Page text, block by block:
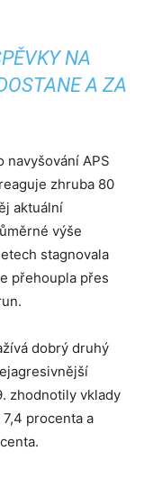
NA
A ZA
navyšování APS
zhruba 80
aktuální
výše
stagnovala
přehoupla přes
dobrý druhý
zhodnotily vklady
procenta a